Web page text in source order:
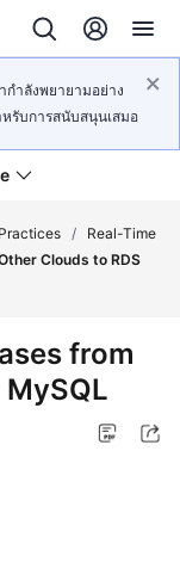
ำลังพยายามอย่าง
รับการสนับสนุนเสมอ
/
Real-Time
Clouds to RDS
from